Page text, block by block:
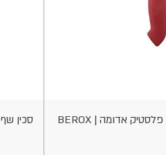
סכין שף 20 ס"מ קירצוקא | KAI | Shun Classic